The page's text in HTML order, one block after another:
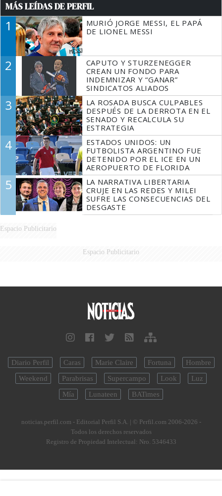
MÁS LEÍDAS DE PERFIL
1
MURIÓ JORGE MESSI, EL PAPÁ
DE LIONEL MESSI
2
CAPUTO Y STURZENEGGER
CREAN UN FONDO PARA
INDEMNIZAR Y “GANAR”
SINDICATOS ALIADOS
3
LA ROSADA BUSCA CULPABLES
DESPUÉS DE LA DERROTA EN EL
SENADO Y RECALCULA SU
ESTRATEGIA
4
ESTADOS UNIDOS: UN
FUTBOLISTA ARGENTINO FUE
DETENIDO POR EL ICE EN UN
AEROPUERTO DE FLORIDA
5
LA NARRATIVA LIBERTARIA
CRUJE EN LAS REDES Y MILEI
SUFRE LAS CONSECUENCIAS DEL
DESGASTE
Espacio Publicitario
Espacio Publicitario
Diario Perfil Caras Marie Claire Fortuna
Hombre
Weekend
Parabrisas Supercampo Look
Luz
Mía
Lunateen BATimes
noticias.perfil.com - Editorial Perfil S.A. | © Perfil.com 2006-2026 -
Todos los derechos reservados
Registro de Propiedad Intelectual: Nro. 5346433